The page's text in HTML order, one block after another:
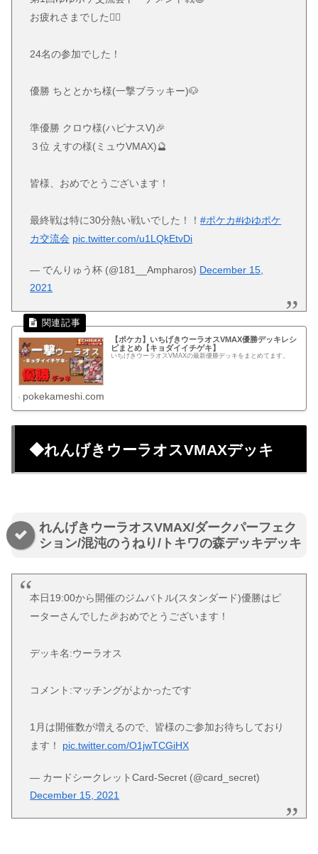
お疲れさまでした🙇‍♂️
24名の参加でした！
優勝 ちととかち様(一撃ブラッキー)🐶
準優勝 クロウ様(ハピナスV)🎉
３位 えすの様(ミュウVMAX)🔮
皆様、おめでとうございます！
最終戦は特に30分熱い戦いでした！！#ポケカ#ゆゆポケ
カ交流会 pic.twitter.com/u1LQkEtvDi
— でんりゅう杯 (@181__Ampharos) December 15,
2021
【ポケカ】いちげきウーラオスVMAX優勝デッキレシ
ピまとめ【キョダイイチゲキ】
いちげきウーラオスVMAXの最新優勝デッキをまとめてます。
pokekameshi.com
◆れんげきウーラオスVMAXデッキ
れんげきウーラオスVMAX/ダークパーフェク
ション/混沌のうねり/トキワの森デッキデッキ
本日19:00から開催のジムバトル(スタンダード)優勝はピ
ーターさんでした🎉おめでとうございます！
デッキ名:ウーラオス
コメント:マッチングがよかったです
1月は開催数が増えるので、皆様のご参加お待ちしており
ます！ pic.twitter.com/O1jwTCGiHX
— カードシークレットCard-Secret (@card_secret)
December 15, 2021